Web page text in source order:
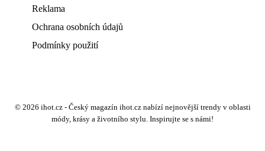
Reklama
Ochrana osobních údajů
Podmínky použití
© 2026 ihot.cz - Český magazín ihot.cz nabízí nejnovější trendy v oblasti
módy, krásy a životního stylu. Inspirujte se s námi!